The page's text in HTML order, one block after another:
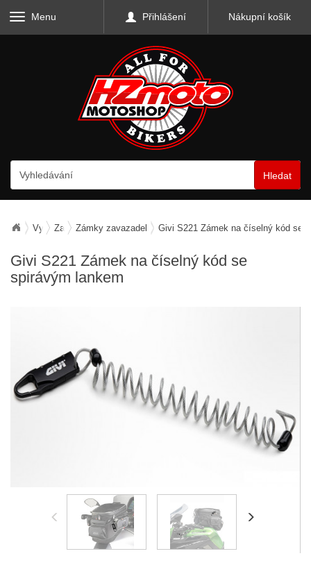
Menu Přihlášení Nákupní košík
Hledat
Vybavení motocyklu
Zabezpečení motocyklu
Zámky zavazadel Givi S221 Zámek na číselný kód se
Givi S221 Zámek na číselný kód se
spirávým lankem